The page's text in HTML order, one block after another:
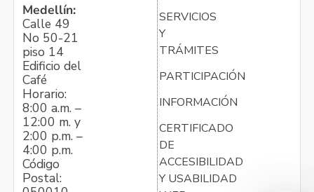
Medellín:
Calle 49
No 50-21
piso 14
Edificio del
Café
Horario:
8:00 a.m. –
12:00 m. y
2:00 p.m. –
4:00 p.m.
Código
Postal:
SERVICIOS
Y
TRÁMITES
PARTICIPACIÓN
INFORMACIÓN
CERTIFICADO
DE
ACCESIBILIDAD
Y USABILIDAD